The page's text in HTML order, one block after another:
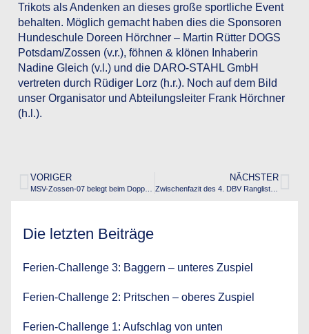
Trikots als Andenken an dieses große sportliche Event
behalten. Möglich gemacht haben dies die Sponsoren
Hundeschule Doreen Hörchner – Martin Rütter DOGS
Potsdam/Zossen (v.r.), föhnen & klönen Inhaberin
Nadine Gleich (v.l.) und die DARO-STAHL GmbH
vertreten durch Rüdiger Lorz (h.r.). Noch auf dem Bild
unser Organisator und Abteilungsleiter Frank Hörchner
(h.l.).
VORIGER NÄCHSTER
Zwischenfazit des 4. DBV Ranglistenturniers
Die letzten Beiträge
Ferien-Challenge 3: Baggern – unteres Zuspiel
Ferien-Challenge 2: Pritschen – oberes Zuspiel
Ferien-Challenge 1: Aufschlag von unten